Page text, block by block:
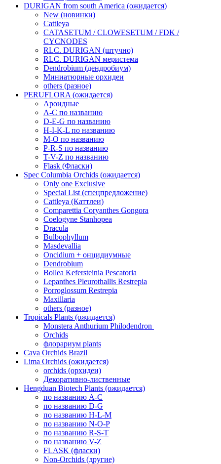
DURIGAN from south America (ожидается)
New (новинки)
Cattleya
CATASETUM / CLOWESETUM / FDK /
CYCNODES
RLC. DURIGAN (штучно)
RLC. DURIGAN меристема
Dendrobium (дендробиум)
Миниатюрные орхидеи
others (разное)
PERUFLORA (ожидается)
Ароидные
A-C по названию
D-E-G по названию
H-I-K-L по названию
M-O по названию
P-R-S по названию
T-V-Z по названию
Flask (Фласки)
Spec Columbia Orchids (ожидается)
Only one Exclusive
Special List (спецпредложение)
Cattleya (Каттлеи)
Comparettia Coryanthes Gongora
Coelogyne Stanhopea
Dracula
Bulbophyllum
Masdevallia
Oncidium + онцидиумные
Dendrobium
Bollea Kefersteinia Pescatoria
Lepanthes Pleurothallis Restrepia
Porroglossum Restrepia
Maxillaria
others (разное)
Tropicals Plants (ожидается)
​​​​​​​Monstera Anthurium Philodendron
Orchids
флорариум plants
Cava Orchids Brazil
Lima Orchids (ожидается)
orchids (орхидеи)
Декоративно-лиственные
Hengduan Biotech Plants (ожидается)
по названию A-C
по названию D-G
по названию H-L-M
по названию N-O-P
по названию R-S-T
по названию V-Z
FLASK (фласки)
Non-Orchids (другие)